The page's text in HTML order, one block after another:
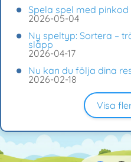
Spela spel med
2026-05-04
Ny speltyp: Sortera –
släpp
2026-04-17
Nu kan du följa dina
2026-02-18
Visa